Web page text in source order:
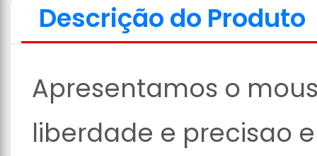
Descrição do Produto
Apresentamos o
liberdade e precisao